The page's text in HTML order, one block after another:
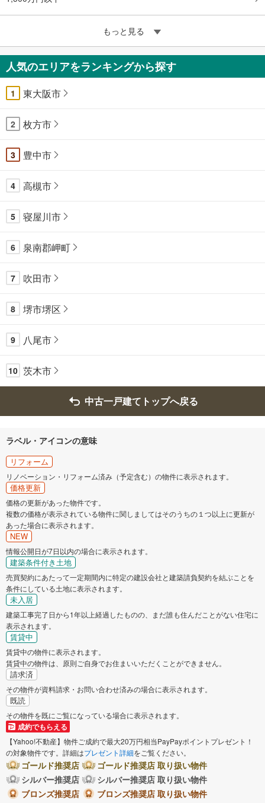
もっと見る
人気のエリアをランキングから探す
1 東大阪市
2 枚方市
3 豊中市
4 高槻市
5 寝屋川市
6 泉南郡岬町
7 吹田市
8 堺市堺区
9 八尾市
10 茨木市
中古一戸建てトップへ戻る
ラベル・アイコンの意味
リフォーム
リノベーション・リフォーム済み（予定含む）の物件に表示されます。
価格更新
価格の更新があった物件です。
複数の価格が表示されている物件に関しましてはそのうちの１つ以上に更新が
あった場合に表示されます。
NEW
情報公開日が7日以内の場合に表示されます。
建築条件付き土地
売買契約にあたって一定期間内に特定の建設会社と建築請負契約を結ぶことを
条件にしている土地に表示されます。
未入居
建築工事完了日から1年以上経過したものの、まだ誰も住んだことがない住宅に
表示されます。
賃貸中
賃貸中の物件に表示されます。
賃貸中の物件は、原則ご自身でお住まいいただくことができません。
請求済
その物件が資料請求・お問い合わせ済みの場合に表示されます。
既読
その物件を既にご覧になっている場合に表示されます。
成約でもらえる
【Yahoo!不動産】物件ご成約で最大20万円相当PayPayポイントプレゼント！
の対象物件です。詳細はプレゼント詳細をご覧ください。
ゴールド推奨店
ゴールド推奨店 取り扱い物件
シルバー推奨店
シルバー推奨店 取り扱い物件
ブロンズ推奨店
ブロンズ推奨店 取り扱い物件